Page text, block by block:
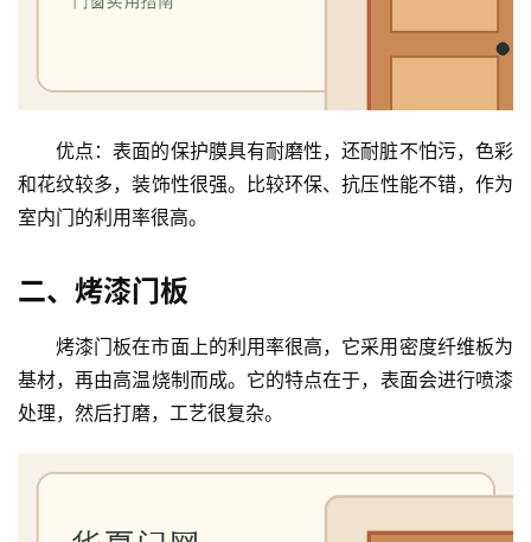
优点：表面的保护膜具有耐磨性，还耐脏不怕污，色彩
和花纹较多，装饰性很强。比较环保、抗压性能不错，作为
室内门的利用率很高。
二、烤漆门板
烤漆门板在市面上的利用率很高，它采用密度纤维板为
基材，再由高温烧制而成。它的特点在于，表面会进行喷漆
处理，然后打磨，工艺很复杂。